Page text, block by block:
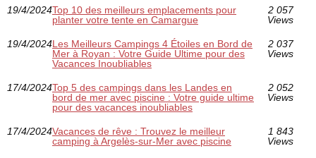
19/4/2024Top 10 des meilleurs emplacements pour
planter votre tente en Camargue
2 057
Views
19/4/2024Les Meilleurs Campings 4 Étoiles en Bord de
Mer à Royan : Votre Guide Ultime pour des
Vacances Inoubliables
2 037
Views
17/4/2024Top 5 des campings dans les Landes en
bord de mer avec piscine : Votre guide ultime
pour des vacances inoubliables
2 052
Views
17/4/2024Vacances de rêve : Trouvez le meilleur
camping à Argelès-sur-Mer avec piscine
1 843
Views